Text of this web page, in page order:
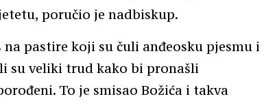
poručio je nadbiskup.
pastire koji su čuli anđeosku pjesmu i
su veliki trud kako bi pronašli
To je smisao Božića i takva